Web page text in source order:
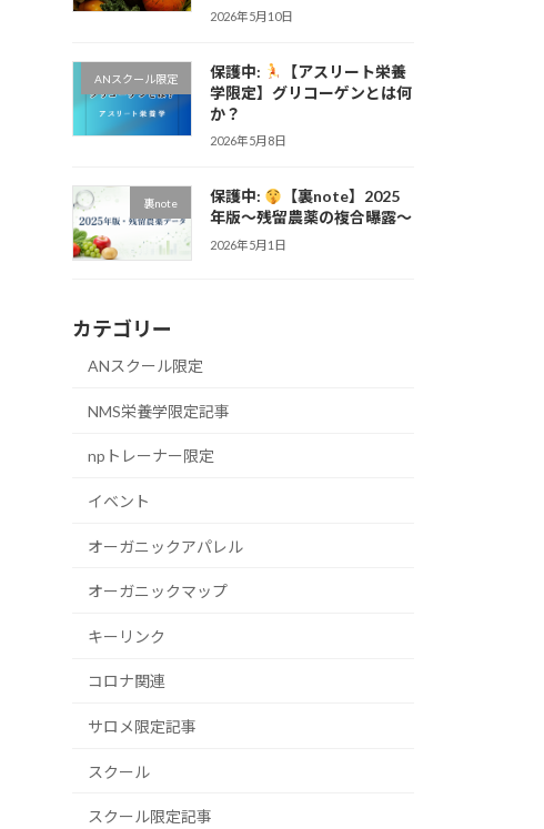
2026年5月10日
ANスクール限定 保護中:
【アスリート栄養
学限定】グリコーゲンとは何
か？
2026年5月8日
裏note 保護中:
【裏note】2025
年版〜残留農薬の複合曝露〜
2026年5月1日
カテゴリー
ANスクール限定
NMS栄養学限定記事
npトレーナー限定
イベント
オーガニックアパレル
オーガニックマップ
キーリンク
コロナ関連
サロメ限定記事
スクール
スクール限定記事